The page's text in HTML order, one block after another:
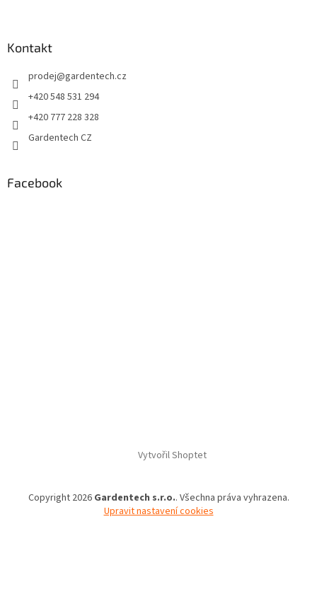
Kontakt
prodej@gardentech.cz
+420 548 531 294
+420 777 228 328
Gardentech CZ
Facebook
Vytvořil Shoptet
Copyright 2026 Gardentech s.r.o.. Všechna práva vyhrazena.
Upravit nastavení cookies